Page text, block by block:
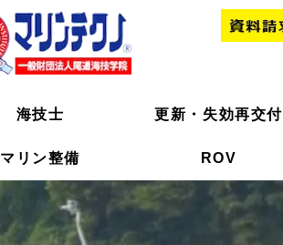
海技士 更新・失効再交付
マリン整備 ROV
海技士 更新・失効再交付
マリン整備 ROV